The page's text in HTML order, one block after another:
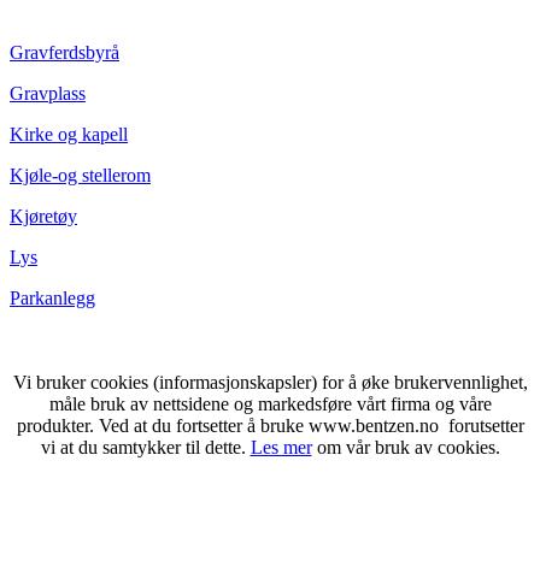
Gravferdsbyrå
Gravplass
Kirke og kapell
Kjøle-og stellerom
Kjøretøy
Lys
Parkanlegg
Vi bruker cookies (informasjonskapsler) for å øke brukervennlighet,
måle bruk av nettsidene og markedsføre vårt firma og våre
produkter. Ved at du fortsetter å bruke www.bentzen.no forutsetter
vi at du samtykker til dette. Les merom vår bruk av cookies.